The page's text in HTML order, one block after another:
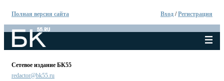
Полная версия сайта Вход /Регистрация
Сетевое издание БК55
redactor@bk55.ru